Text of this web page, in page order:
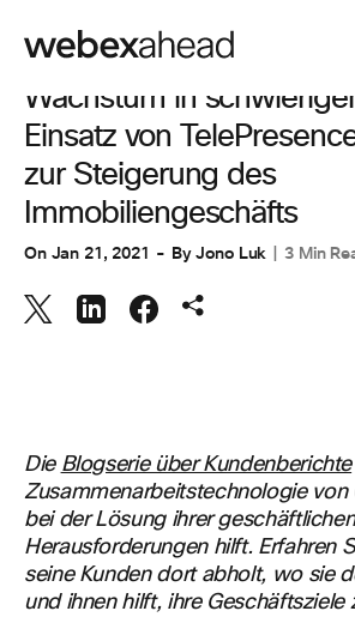
ZUSAMMENARBEIT
Wachstum in
Einsatz von
zur Steigerung des
Immobiliengeschäfts
On Jan 21, 2021 ByJono Luk 3 Min
Die Blogserie über Kundenberichte
Zusammenarbeitstechnologie von
bei der Lösung ihrer geschäftlichen
Herausforderungen hilft. Erfahren
seine Kunden dort abholt, wo sie
und ihnen hilft, ihre Geschäftsziele